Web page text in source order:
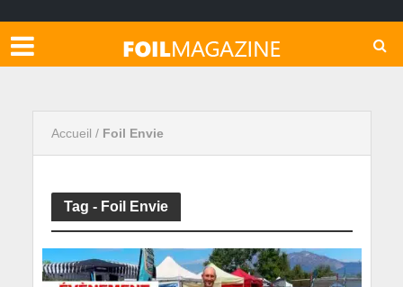
Accueil / Foil Envie
Tag - Foil Envie